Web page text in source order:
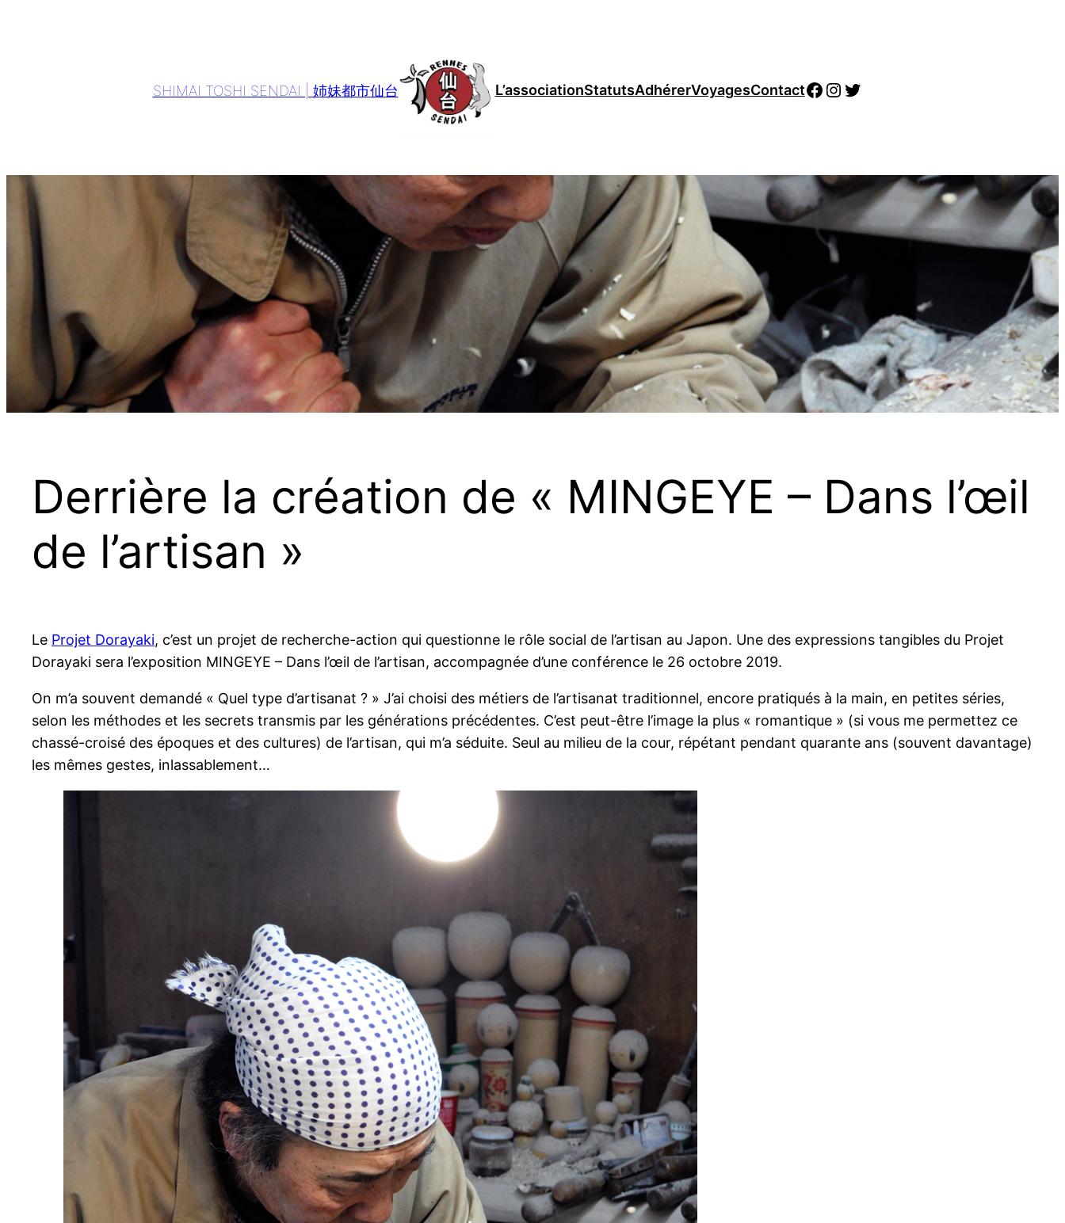
SHIMAI TOSHI SENDAI | 姉妹都市仙台
L’associationStatutsAdhérerVoyagesContactFacebook
Instagram
Twitter
Derrière la création de « MINGEYE – Dans l’œil
de l’artisan »
Le Projet Dorayaki, c’est un projet de recherche-action qui questionne le rôle social de l’artisan au Japon. Une des expressions tangibles du Projet
Dorayaki sera l’exposition MINGEYE – Dans l’œil de l’artisan, accompagnée d’une conférence le 26 octobre 2019.
On m’a souvent demandé « Quel type d’artisanat ? » J’ai choisi des métiers de l’artisanat traditionnel, encore pratiqués à la main, en petites séries,
selon les méthodes et les secrets transmis par les générations précédentes. C’est peut-être l’image la plus « romantique » (si vous me permettez ce
chassé-croisé des époques et des cultures) de l’artisan, qui m’a séduite. Seul au milieu de la cour, répétant pendant quarante ans (souvent davantage)
les mêmes gestes, inlassablement…